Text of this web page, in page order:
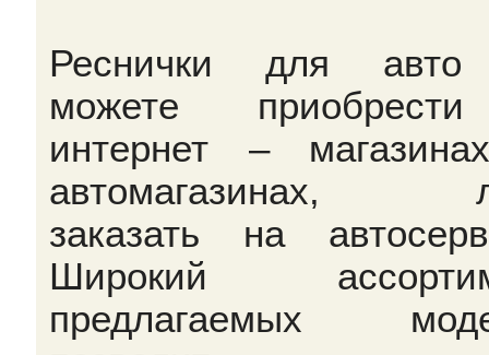
Реснички для
можете
интернет –
автомагазинах,
заказать на
Широкий
предлагаемых